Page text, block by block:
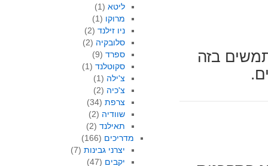
בזה
ליטא (1)
מרוקו (1)
ניו זילנד (2)
סלובקיה (2)
ספרד (9)
סקוטלנד (1)
צ'ילה (1)
צ'כיה (2)
צרפת (34)
שוודיה (2)
תאילנד (2)
מדריכים (166)
יצרני גבינות (7)
יקבים (47)